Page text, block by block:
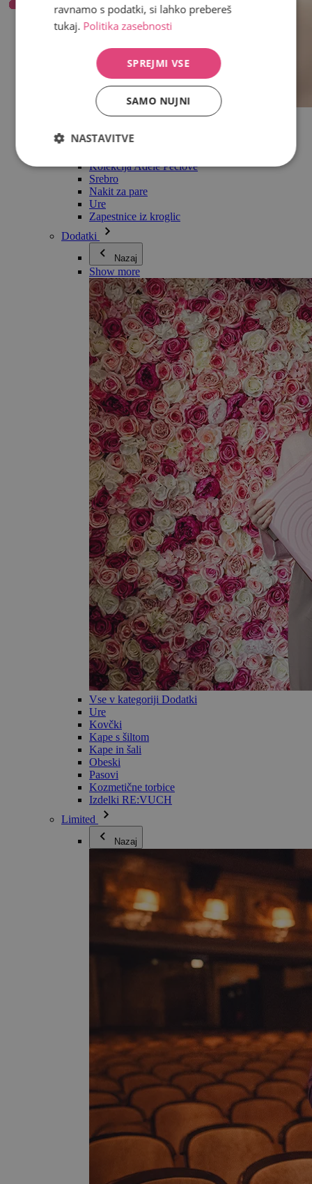
Vse v kategoriji Nakit
Zapestnice
Kolekcija Adéle Pečlové
Srebro
Nakit za pare
Ure
Zapestnice iz kroglic
Dodatki
Nazaj
Show more
Vse v kategoriji Dodatki
Ure
Kovčki
Kape s šiltom
Kape in šali
Obeski
Pasovi
Kozmetične torbice
Izdelki RE:VUCH
Limited
Nazaj
ravnamo s podatki, si lahko prebereš
tukaj. Politika zasebnosti
SPREJMI VSE
SAMO NUJNI
NASTAVITVE